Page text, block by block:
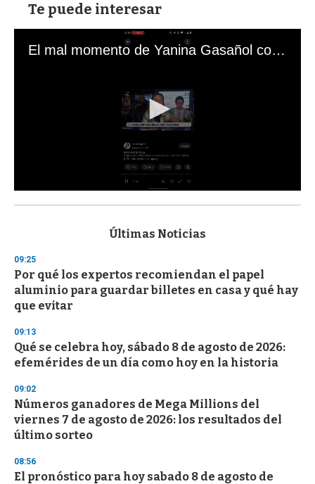
Te puede interesar
El mal momento de Yanina Gasañol con un hincha argentino en "Subrayado"
s
d
s
o
f
3
s
e
c
o
d
s
Últimas Noticias
09:25
Por qué los expertos recomiendan el papel
aluminio para guardar billetes en casa y qué hay
que evitar
09:13
Qué se celebra hoy, sábado 8 de agosto de 2026:
efemérides de un día como hoy en la historia
09:02
Números ganadores de Mega Millions del
viernes 7 de agosto de 2026: los resultados del
último sorteo
08:56
El pronóstico para hoy sabado 8 de agosto de